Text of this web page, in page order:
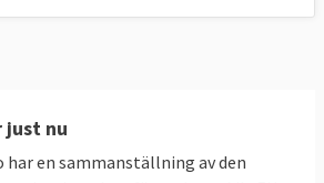
just nu
en sammanställning av den